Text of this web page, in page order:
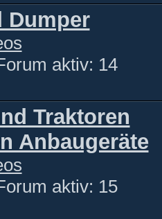
Dumper
aktiv: 14
Traktoren
Anbaugeräte
aktiv: 15